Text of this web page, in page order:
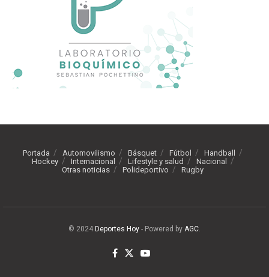
Portada Automovilismo Básquet Fútbol
Handball
Hockey
Internacional Lifestyle y salud
Nacional
Otras noticias
Polideportivo Rugby
© 2024 Deportes Hoy - Powered by AGC.